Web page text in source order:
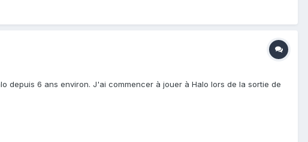
depuis 6 ans environ. J'ai commencer à jouer à Halo lors de la sortie de